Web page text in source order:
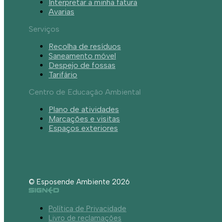
Interpretar a minha fatura
Avarias
Serviços
Recolha de resíduos
Saneamento móvel
Despejo de fossas
Tarifário
Centro de Educação Ambiental
Plano de atividades
Marcações e visitas
Espaços exteriores
© Esposende Ambiente 2026
Política de Privacidade
Livro de reclamações